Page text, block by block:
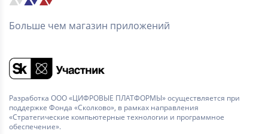
Больше чем магазин приложений
Разработка ООО «ЦИФРОВЫЕ ПЛАТФОРМЫ» осуществляется при
поддержке Фонда «Сколково», в рамках направления
«Стратегические компьютерные технологии и программное
обеспечение».